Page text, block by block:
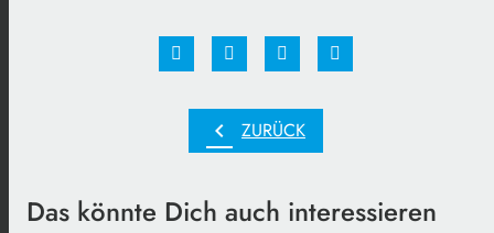
chevron_left ZURÜCK
Das könnte Dich auch interessieren